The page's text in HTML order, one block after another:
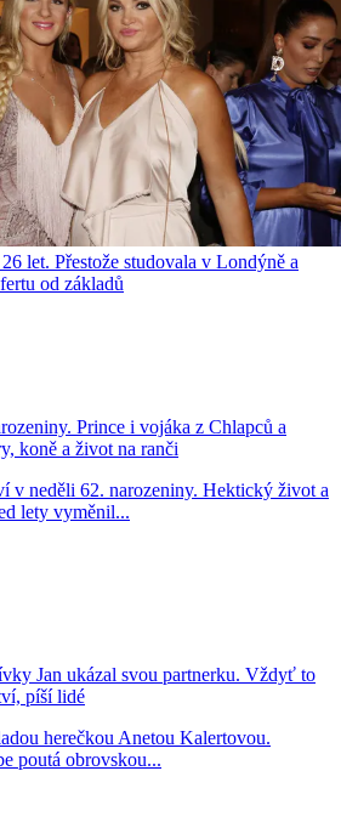
let. Přestože studovala v Londýně a
od základů
Prince i vojáka z Chlapců a
koně a život na ranči
v neděli 62. narozeniny. Hektický život a
lety vyměnil...
Jan ukázal svou partnerku. Vždyť to
píší lidé
herečkou Anetou Kalertovou.
poutá obrovskou...